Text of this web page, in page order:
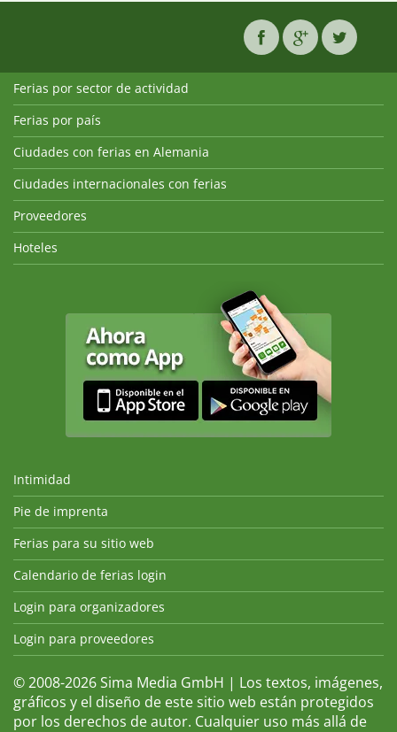
Ferias por sector de actividad
Ferias por país
Ciudades con ferias en Alemania
Ciudades internacionales con ferias
Proveedores
Hoteles
Intimidad
Pie de imprenta
Ferias para su sitio web
Calendario de ferias login
Login para organizadores
Login para proveedores
© 2008-2026 Sima Media GmbH | Los textos, imágenes,
gráficos y el diseño de este sitio web están protegidos
por los derechos de autor. Cualquier uso más allá de